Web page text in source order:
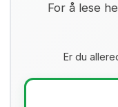
For å lese
Er du